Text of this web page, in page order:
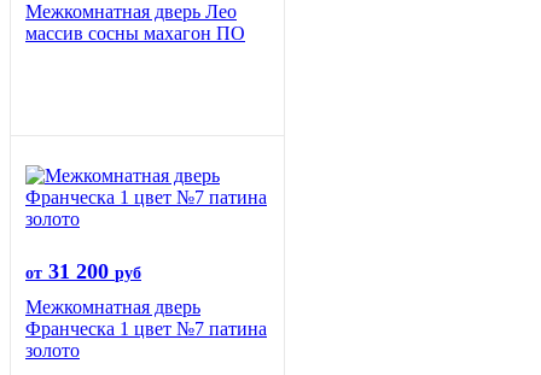
Межкомнатная дверь Лео
массив сосны махагон ПО
от 31 200 руб
Межкомнатная дверь
Франческа 1 цвет №7 патина
золото